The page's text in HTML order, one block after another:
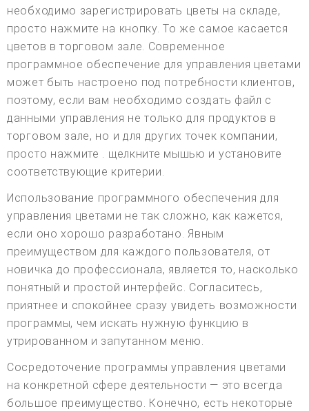
необходимо зарегистрировать цветы на складе,
просто нажмите на кнопку. То же самое касается
цветов в торговом зале. Современное
программное обеспечение для управления цветами
может быть настроено под потребности клиентов,
поэтому, если вам необходимо создать файл с
данными управления не только для продуктов в
торговом зале, но и для других точек компании,
просто нажмите . щелкните мышью и установите
соответствующие критерии.
Использование программного обеспечения для
управления цветами не так сложно, как кажется,
если оно хорошо разработано. Явным
преимуществом для каждого пользователя, от
новичка до профессионала, является то, насколько
понятный и простой интерфейс. Согласитесь,
приятнее и спокойнее сразу увидеть возможности
программы, чем искать нужную функцию в
утрированном и запутанном меню.
Сосредоточение программы управления цветами
на конкретной сфере деятельности — это всегда
большое преимущество. Конечно, есть некоторые